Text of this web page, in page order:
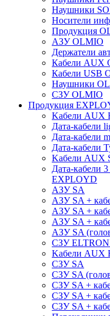
Наушники
Носители
Продукция
АЗУ OLMIO
Держатели
Кабели AUX
Кабели USB
Наушники
СЗУ OLMIO
Продукция
Kабели AUX
Дата-кабели
Дата-кабели
Дата-кабели
Kабели AUX
Дата-кабели
EXPLOYD
АЗУ SA
АЗУ SA +
АЗУ SA +
АЗУ SA +
АЗУ SA
СЗУ
Kабели AUX
СЗУ SA
СЗУ SA
СЗУ SA +
СЗУ SA +
СЗУ SA +